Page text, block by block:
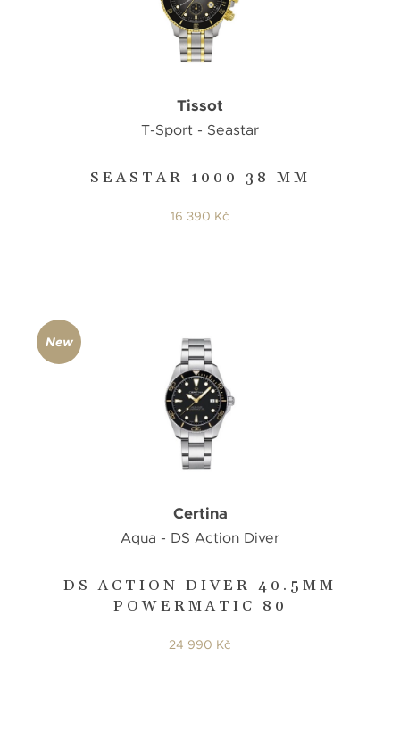
SEASTAR 1000 38 MM
Tissot
T-Sport - Seastar
16 390 Kč
DS ACTION DIVER 40.5MM
POWERMATIC 80
Certina
Aqua - DS Action Diver
24 990 Kč
New